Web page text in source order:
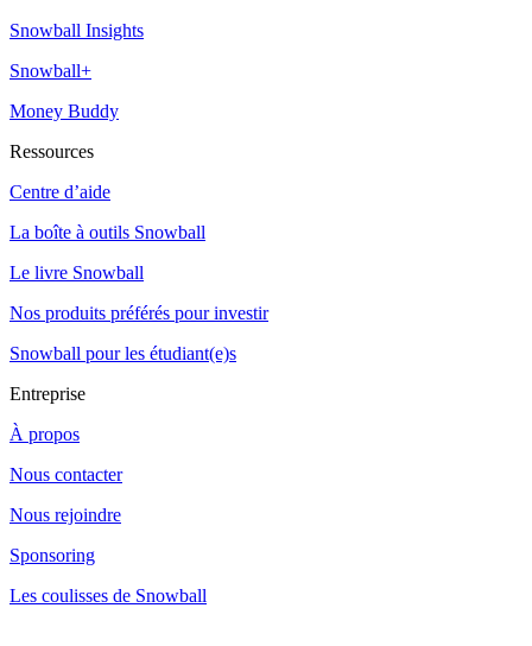
Snowball Insights
Snowball+
Money Buddy
Ressources
Centre d’aide
La boîte à outils Snowball
Le livre Snowball
Nos produits préférés pour investir
Snowball pour les étudiant(e)s
Entreprise
À propos
Nous contacter
Nous rejoindre
Sponsoring
Les coulisses de Snowball